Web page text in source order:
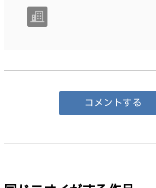
コメントする